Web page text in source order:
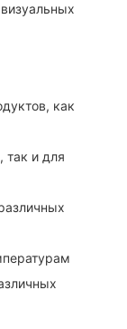
как
так и для